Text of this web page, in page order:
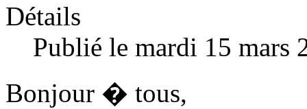
Détails
Publié le mardi 15 mars
Bonjour � tous,